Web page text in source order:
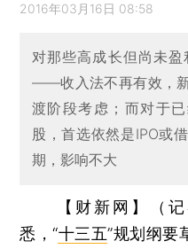
2016年03月16日 08:58
对那些高成长但尚未
——收入法不再有效，
渡阶段考虑；而对于
股，首选依然是IPO或
期，影响不大
【财新网】（
悉，“十三五”规划纲要